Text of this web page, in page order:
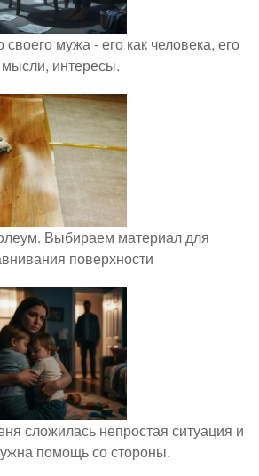
мужа - его как человека, его
мысли, интересы.
Выбираем материал для
поверхности
сложилась непростая ситуация и
помощь со стороны.